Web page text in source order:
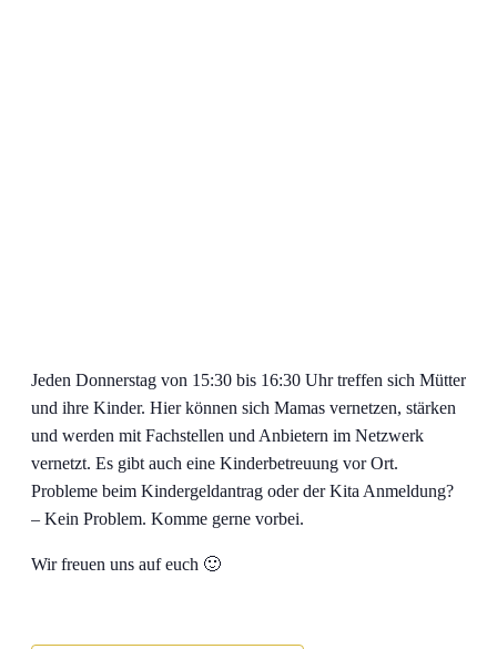
Jeden Donnerstag von 15:30 bis 16:30 Uhr treffen sich Mütter
und ihre Kinder. Hier können sich Mamas vernetzen, stärken
und werden mit Fachstellen und Anbietern im Netzwerk
vernetzt. Es gibt auch eine Kinderbetreuung vor Ort.
Probleme beim Kindergeldantrag oder der Kita Anmeldung?
– Kein Problem. Komme gerne vorbei.
Wir freuen uns auf euch 🙂